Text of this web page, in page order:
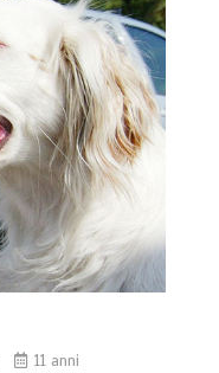
11 anni